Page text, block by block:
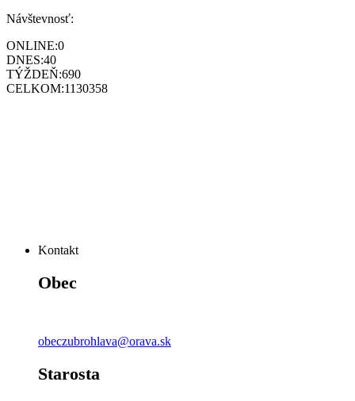
Návštevnosť:
ONLINE:0
DNES:40
TÝŽDEŇ:690
CELKOM:1130358
Kontakt
Obec
obeczubrohlava@orava.sk
Starosta